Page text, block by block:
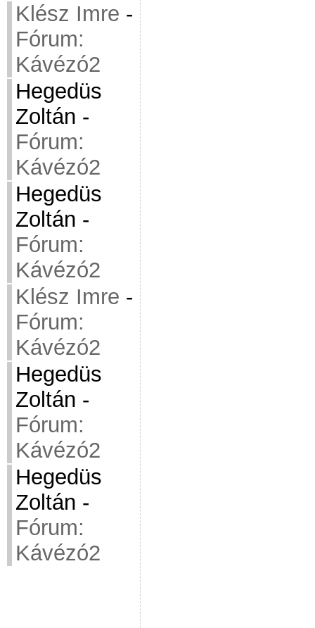
Klész Imre -
Fórum:
Kávézó2
Hegedüs
Zoltán -
Fórum:
Kávézó2
Hegedüs
Zoltán -
Fórum:
Kávézó2
Klész Imre -
Fórum:
Kávézó2
Hegedüs
Zoltán -
Fórum:
Kávézó2
Hegedüs
Zoltán -
Fórum:
Kávézó2